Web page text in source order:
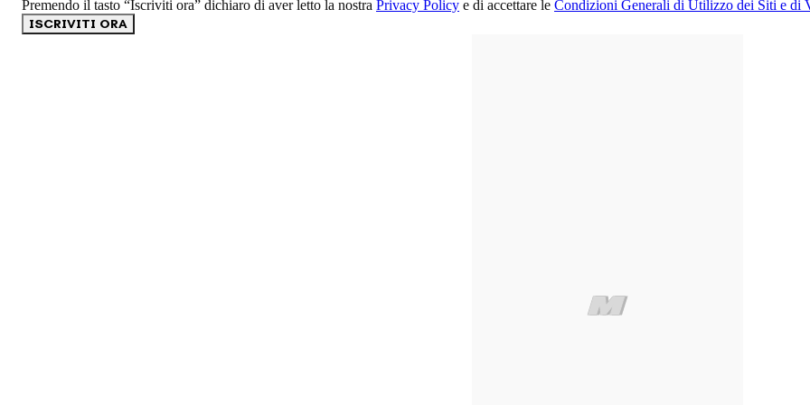
Premendo il tasto “Iscriviti ora” dichiaro di aver letto la nostra Privacy Policy e di accettare le Condizioni Generali di Utilizzo dei Siti e di
ISCRIVITI ORA